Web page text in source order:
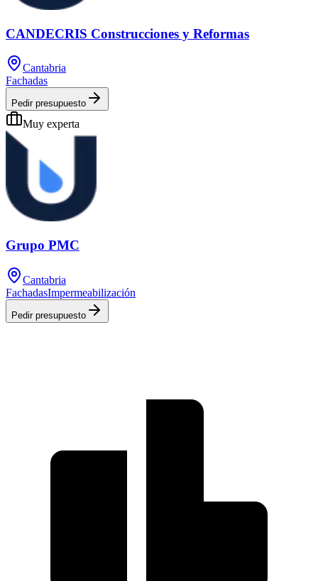
CANDECRIS Construcciones y Reformas
Cantabria
Fachadas
Pedir presupuesto
Muy experta
Grupo PMC
Cantabria
FachadasImpermeabilización
Pedir presupuesto